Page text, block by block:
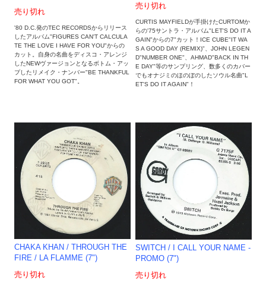
売り切れ
'80 D.C.発のTEC RECORDSからリリース
したアルバム"FIGURES CAN'T CALCULA
TE THE LOVE I HAVE FOR YOU"からの
カット。自身の名曲をディスコ・アレンジ
したNEWヴァージョンとなるボトム・アッ
プしたリメイク・ナンバー"BE THANKFUL
FOR WHAT YOU GOT"。
売り切れ
CURTIS MAYFIELDが手掛けたCURTOMか
らの'75サントラ・アルバム"LET'S DO IT A
GAIN"からの7"カット！ICE CUBE"IT WA
S A GOOD DAY (REMIX)"、JOHN LEGEN
D"NUMBER ONE"、AHMAD"BACK IN TH
E DAY"等のサンプリング、数多くのカバー
でもオナジミのほのぼのしたソウル名曲"L
ET'S DO IT AGAIN"！
CHAKA KHAN / THROUGH THE
FIRE / LA FLAMME (7")
売り切れ
SWITCH / I CALL YOUR NAME -
PROMO (7")
売り切れ